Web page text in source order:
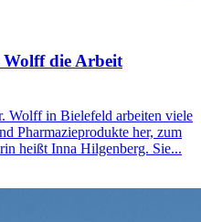
die Arbeit
Wolff in Bielefeld arbeiten viele
Pharmazieprodukte her, zum
heißt Inna Hilgenberg. Sie...